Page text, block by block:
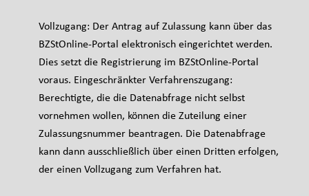
Vollzugang: Der Antrag auf Zulassung kann über das
BZStOnline-Portal elektronisch eingerichtet werden.
Dies setzt die Registrierung im BZStOnline-Portal
voraus. Eingeschränkter Verfahrenszugang:
Berechtigte, die die Datenabfrage nicht selbst
vornehmen wollen, können die Zuteilung einer
Zulassungsnummer beantragen. Die Datenabfrage
kann dann ausschließlich über einen Dritten erfolgen,
der einen Vollzugang zum Verfahren hat.